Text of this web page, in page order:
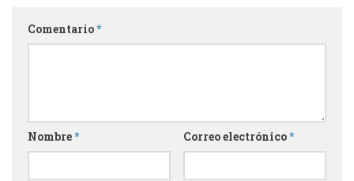
Comentario*
Nombre* Correo electrónico*